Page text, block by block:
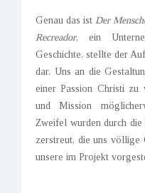
Genau das ist Der
Recreador, ein
Geschichte, stellte der
dar. Uns an die
einer Passion Christi zu
und Mission
Zweifel wurden durch
zerstreut, die uns völlige
unsere im Projekt